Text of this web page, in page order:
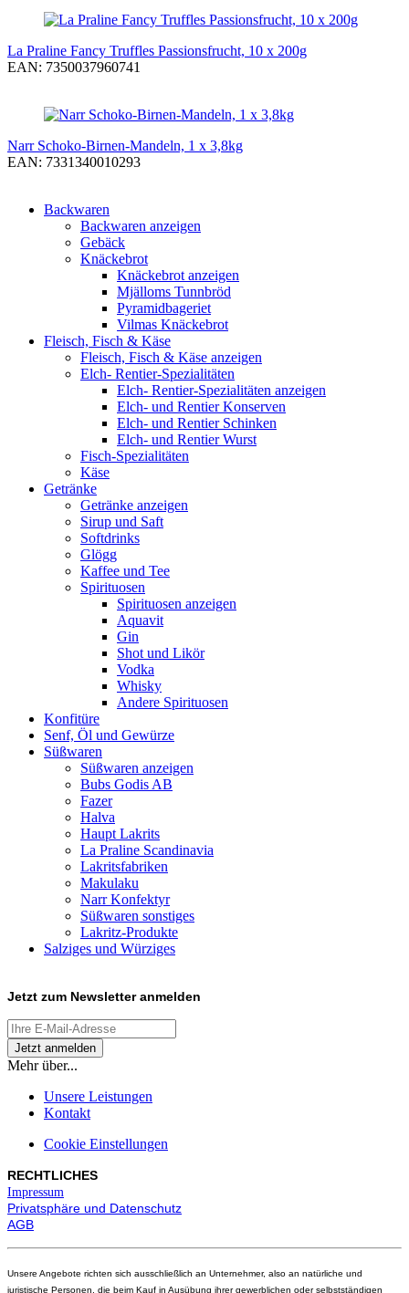
La Praline Fancy Truffles Passionsfrucht, 10 x 200g
EAN: 7350037960741
Narr Schoko-Birnen-Mandeln, 1 x 3,8kg
EAN: 7331340010293
Backwaren
Backwaren anzeigen
Gebäck
Knäckebrot
Knäckebrot anzeigen
Mjälloms Tunnbröd
Pyramidbageriet
Vilmas Knäckebrot
Fleisch, Fisch & Käse
Fleisch, Fisch & Käse anzeigen
Elch- Rentier-Spezialitäten
Elch- Rentier-Spezialitäten anzeigen
Elch- und Rentier Konserven
Elch- und Rentier Schinken
Elch- und Rentier Wurst
Fisch-Spezialitäten
Käse
Getränke
Getränke anzeigen
Sirup und Saft
Softdrinks
Glögg
Kaffee und Tee
Spirituosen
Spirituosen anzeigen
Aquavit
Gin
Shot und Likör
Vodka
Whisky
Andere Spirituosen
Konfitüre
Senf, Öl und Gewürze
Süßwaren
Süßwaren anzeigen
Bubs Godis AB
Fazer
Halva
Haupt Lakrits
La Praline Scandinavia
Lakritsfabriken
Makulaku
Narr Konfektyr
Süßwaren sonstiges
Lakritz-Produkte
Salziges und Würziges
Jetzt zum Newsletter anmelden
Mehr über...
Unsere Leistungen
Kontakt
Cookie Einstellungen
RECHTLICHES
Impressum
Privatsphäre und Datenschutz
AGB
Unsere Angebote richten sich ausschließlich an Unternehmer, also an natürliche und
juristische Personen, die beim Kauf in Ausübung ihrer gewerblichen oder selbstständigen